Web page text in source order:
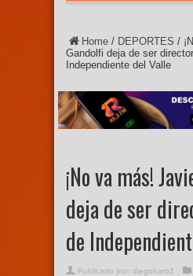
Home / DEPORTES /
Gandolfi deja de ser
Independiente del Valle
¡No va más!
deja de ser
de
Publicado por: diegoharo2